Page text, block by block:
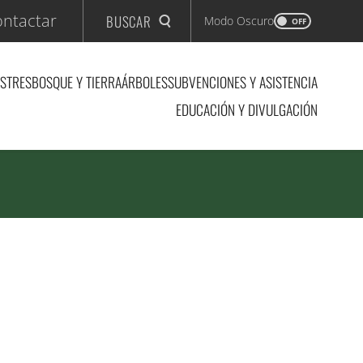
BUSCAR Modo Oscuro OFF
BOSQUE Y TIERRAÁRBOLESSUBVENCIONES Y ASISTENCIA
EDUCACIÓN Y DIVULGACIÓN